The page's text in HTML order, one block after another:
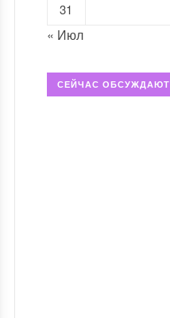
31
« Июл
СЕЙЧАС ОБСУЖДАЮТ